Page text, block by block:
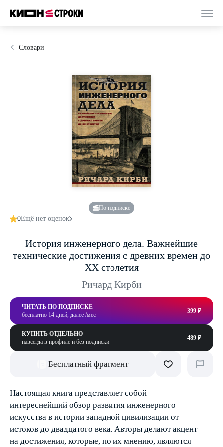
Словари
По подписке
0Ещё нет оценок
История инженерного дела. Важнейшие
технические достижения с древних времен до
ХХ столетия
Ричард Кирби
ЧИТАТЬ ПО ПОДПИСКЕ
бесплатно 14 дней, далее /мес
399 ₽
КУПИТЬ ОТДЕЛЬНО
навсегда в профиле и без подписки
489 ₽
Бесплатный фрагмент
Настоящая книга представляет собой
интереснейший обзор развития инженерного
искусства в истории западной цивилизации от
истоков до двадцатого века. Авторы делают акцент
на достижения, которые, по их мнению, являются